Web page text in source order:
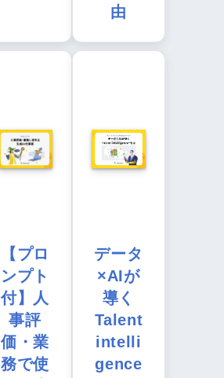
由
【プロ
ンプト
付】人
事評
価・業
務で使
データ
×AIが
導く
Talent
intelli
gence